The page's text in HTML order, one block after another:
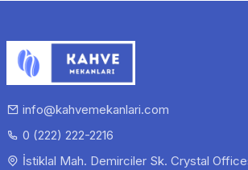
info@kahvemekanlari.com
0 (222) 222-2216
İstiklal Mah. Demirciler Sk. Crystal